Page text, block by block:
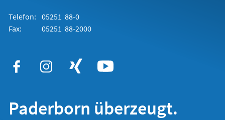
Telefon: 05251 88-0
Fax:
05251 88-2000
Paderborn überzeugt.